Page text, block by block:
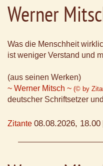
Werner
Was die Menschheit
ist weniger Verstand und
(aus seinen Werken)
~ Werner Mitsch ~ (© by
deutscher Schriftsetzer
Zitante 08.08.2026, 18.00